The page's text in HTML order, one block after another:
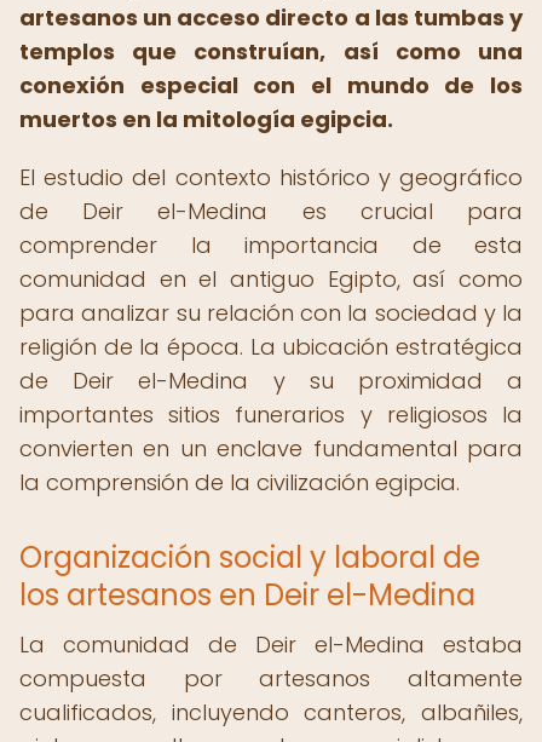
artesanos un acceso directo a las tumbas y
templos que construían, así como una
conexión especial con el mundo de los
muertos en la mitología egipcia.
El estudio del contexto histórico y geográfico
de Deir el-Medina es crucial para
comprender la importancia de esta
comunidad en el antiguo Egipto, así como
para analizar su relación con la sociedad y la
religión de la época. La ubicación estratégica
de Deir el-Medina y su proximidad a
importantes sitios funerarios y religiosos la
convierten en un enclave fundamental para
la comprensión de la civilización egipcia.
Organización social y laboral de
los artesanos en Deir el-Medina
La comunidad de Deir el-Medina estaba
compuesta por artesanos altamente
cualificados, incluyendo canteros, albañiles,